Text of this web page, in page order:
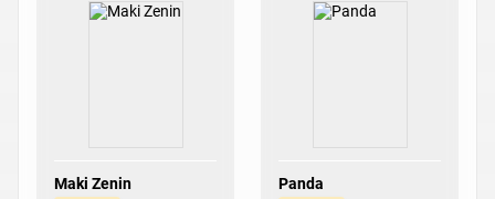
Maki Zenin Panda